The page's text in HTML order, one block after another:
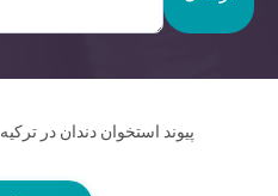
پیوند استخوان دندان در ترکیه